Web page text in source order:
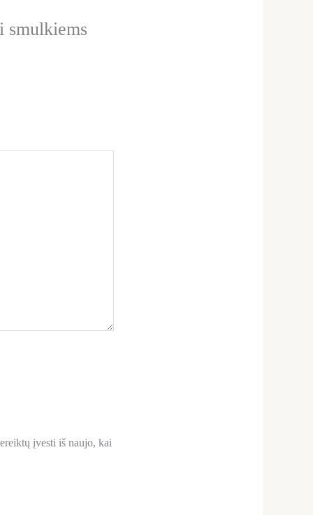
smulkiems
įvesti iš naujo, kai